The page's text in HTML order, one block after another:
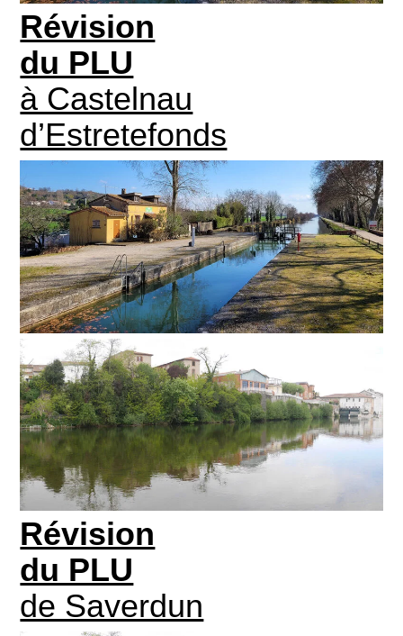
Révision
du PLU
à Castelnau
d’Estretefonds
Révision
du PLU
de Saverdun